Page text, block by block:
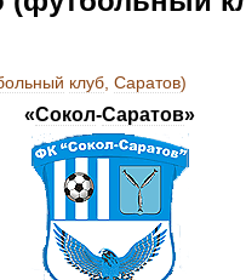
клуб Саратов)
«Сокол-Саратов»